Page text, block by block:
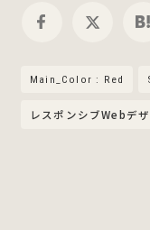
Main_Color : Red
レスポンシブWebデ